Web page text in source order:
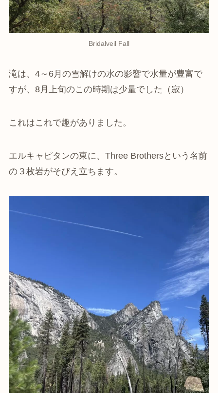
Bridalveil Fall
滝は、4～6月の雪解けの水の影響で水量が豊富で
すが、8月上旬のこの時期は少量でした（寂）
これはこれで趣がありました。
エルキャピタンの東に、Three Brothersという名前
の３枚岩がそびえ立ちます。